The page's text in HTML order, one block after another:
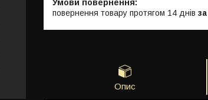
повернення товару протягом 14 днів
Опис